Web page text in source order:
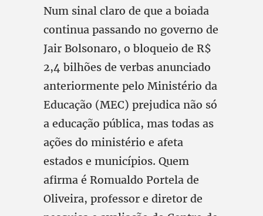
Num sinal claro de que a boiada
continua passando no governo de
Jair Bolsonaro, o bloqueio de R$
2,4 bilhões de verbas anunciado
anteriormente pelo Ministério da
Educação (MEC) prejudica não só
a educação pública, mas todas as
ações do ministério e afeta
estados e municípios. Quem
afirma é Romualdo Portela de
Oliveira, professor e diretor de